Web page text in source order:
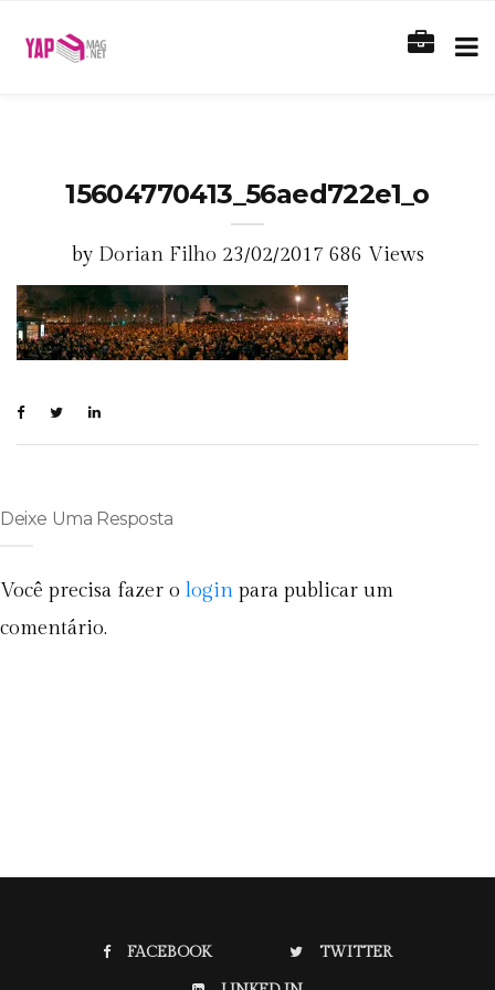
15604770413_56aed722e1_o
by Dorian Filho 23/02/2017 686 Views
Deixe Uma Resposta
Você precisa fazer o login para publicar um
comentário.
FACEBOOK TWITTER